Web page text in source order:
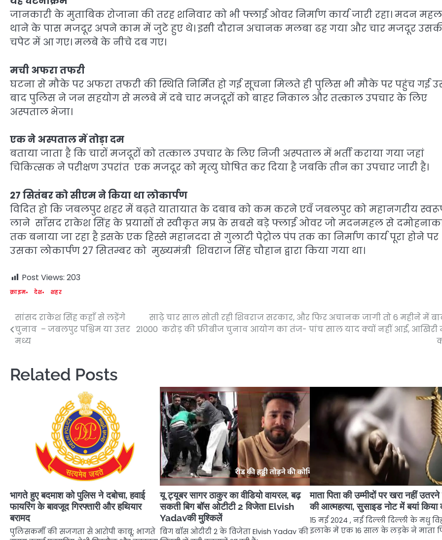
जानकारी के मुताबिक रोजाना की तरह शनिवार को भी फ्लाई ओवर निर्माण कार्य जारी रहा। मदन महल
थाने के पास मजदूर अपने काम में जुटे हुए थे। इसी दौरान अचानक मलबा ढह गया और चार मजदूर
चपेट में आ गए। मलबे के नीचे दब गए।
मची अफरा तफरी
घटना से मौके पर अफरा तफरी की स्थिति निर्मित हो गई सूचना मिलते ही पुलिस भी मौके पर पहुंच गई
बाद पुलिस ने जन सहयोग से मलबे में दबे चार मजदूरों को बाहर निकाल और तत्काल उपचार के लिए
अस्पताल भेजा।
एक ने अस्पताल में तोड़ा दम
बताया जाता है कि चारों मजदूरों को तत्काल उपचार के लिए निजी अस्पताल में भर्ती कराया गया जहां
चिकित्सक ने परीक्षण उपरांत एक मजदूर को मृत्यु घोषित कर दिया है जबकि तीन का उपचार जारी है।
27सितंबर को सीएम ने किया था लोकार्पण
विदित हो कि जबलपुर शहर में बढ़ते यातायात के दबाब को कम करने एवँ जबलपुर को महानगरीय
लाने साँसद राकेश सिंह के प्रयासों से स्वीकृत मप्र के सबसे बड़े फ्लाई ओवर जो मदनमहल से
तक बनाया जा रहा है इसके एक हिस्से महानददा से गुलाटी पेट्रोल पंप तक का निर्माण कार्य पूरा होने पर
उसका लोकार्पण 27 सितम्बर को मुख्यमंत्री शिवराज सिंह चौहान द्वारा किया गया था।
Post Views: 203
क्राइम देश शहर
Post
navigation
सांसद राकेश सिंह कहाँ से लड़ेंगे
चुनाव – जबलपुर पश्चिम या उत्तर
मध्य
साढ़े चार साल सोती रही शिवराज सरकार, और फिर अचानक जागी तो 6 महीने में
21000 करोड़ की फ्रीबीज चुनाव आयोग का तंज- पांच साल याद क्यों नहीं आई, आखिरी
Related Posts
भागते हुए बदमाश को पुलिस ने दबोचा, हवाई
फायरिंग के बावजूद गिरफ्तारी और हथियार
बरामद
पुलिसकर्मी की सजगता से आरोपी काबू; भागते
यू ट्यूबर सागर ठाकुर का वीडियो वायरल, बढ़
सकती बिग बॉस ओटीटी 2 विजेता Elvish
Yadavकी मुश्किलें
बिग बॉस ओटीटी 2 के विजेता Elvish Yadav की
माता पिता की उम्मीदों पर खरा नहीं
की आत्महत्या, सुसाइड नोट में बयां किया
15 मई 2024 , नई दिल्ली दिल्ली के मधु
इलाके में एक 16 साल के लड़के ने माता